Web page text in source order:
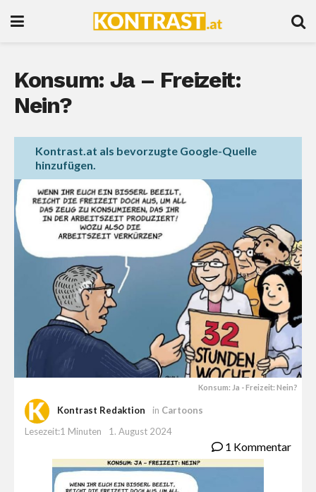
Konsum: Ja – Freizeit:
Nein?
Kontrast.at als bevorzugte Google-Quelle
hinzufügen.
Konsum: Ja - Freizeit: Nein?
Kontrast Redaktion in Cartoons
Lesezeit:1 Minuten
1. August 2024
1 Kommentar